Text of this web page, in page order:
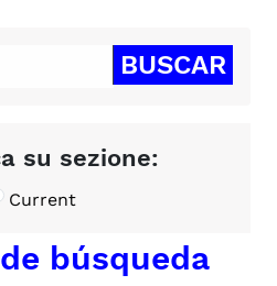
su sezione:
Current
búsqueda